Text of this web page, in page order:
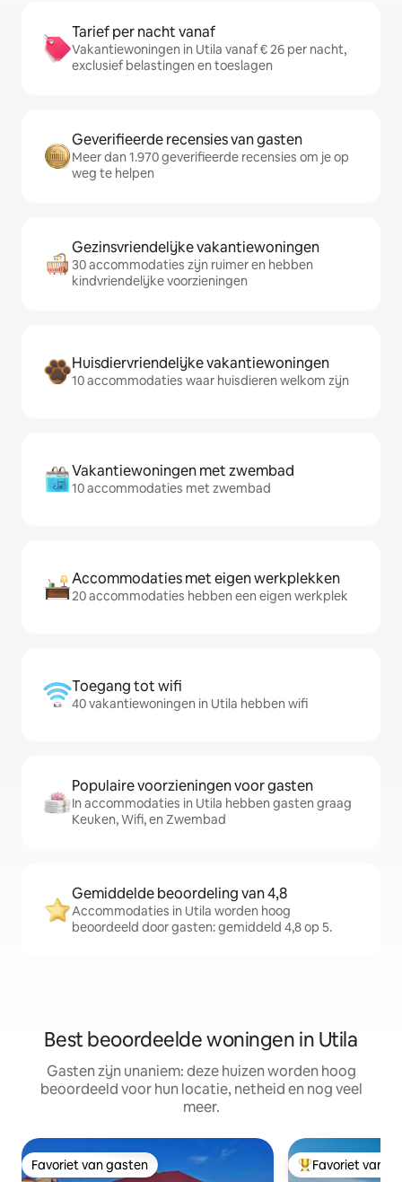
Tarief per nacht vanaf
Vakantiewoningen in Utila vanaf € 26 per nacht,
exclusief belastingen en toeslagen
Geverifieerde recensies van gasten
Meer dan 1.970 geverifieerde recensies om je op
weg te helpen
Gezinsvriendelijke vakantiewoningen
30 accommodaties zijn ruimer en hebben
kindvriendelijke voorzieningen
Huisdiervriendelijke vakantiewoningen
10 accommodaties waar huisdieren welkom zijn
Vakantiewoningen met zwembad
10 accommodaties met zwembad
Accommodaties met eigen werkplekken
20 accommodaties hebben een eigen werkplek
Toegang tot wifi
40 vakantiewoningen in Utila hebben wifi
Populaire voorzieningen voor gasten
In accommodaties in Utila hebben gasten graag
Keuken, Wifi, en Zwembad
Gemiddelde beoordeling van 4,8
Accommodaties in Utila worden hoog
beoordeeld door gasten: gemiddeld 4,8 op 5.
Best beoordeelde woningen in Utila
Gasten zijn unaniem: deze huizen worden hoog
beoordeeld voor hun locatie, netheid en nog veel
meer.
Favoriet van gasten
Favoriet van gasten Topfavoriet van
Favoriet van